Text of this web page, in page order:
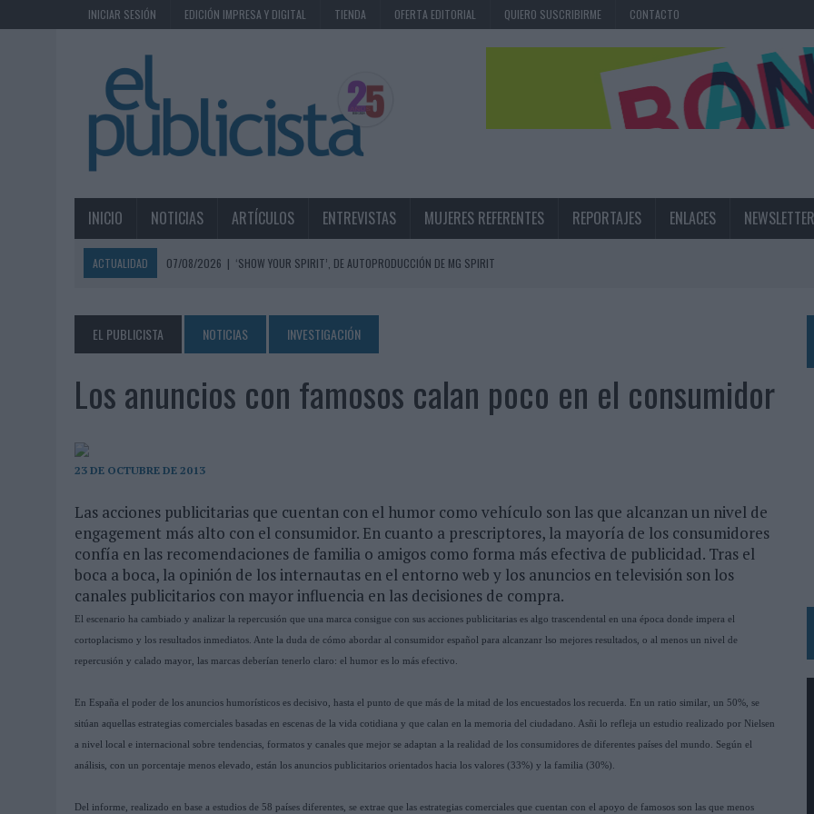
INICIAR SESIÓN EDICIÓN IMPRESA Y DIGITAL TIENDA OFERTA EDITORIAL QUIERO SUSCRIBIRME CONTACTO
INICIO NOTICIAS ARTÍCULOS ENTREVISTAS MUJERES REFERENTES REPORTAJES ENLACES NEWSLETTER
ACTUALIDAD 07/08/2026 | ‘SHOW YOUR SPIRIT’, DE AUTOPRODUCCIÓN DE MG SPIRIT
MAHOU REIVINDICA EL RITUAL DE LA CAÑA EN EL DÍA INTERNACIONAL DE LA CERVEZA
07/08/2026 | MG SPIRIT RELANZA SU MARCA CON UNA ESTRATEGIA 360º CENTRADA EN EL ORIGEN BARCELONÉS
PATRÓN CONVIERTE EL NUEVO SINGLE DE ARÓN PIPER EN UNA EXPERIENCIA DE MARCA EN IBIZA
07/08/2026
EL VERANO PONE A PRUEBA LA ESTRATEGIA DIGITAL DE LAS MARCAS
07/08/2026 | CUANDO SE APAGUE EL SOL, EL ECLIPSE DE 2026 PONDRÁ A PRUEBA LA CREATIVIDAD DE LAS MARCAS
06/08/2026
‘LA VUELTA’, DE FENOMENAL PARA MÁLAGA CF
06/08/2026 |
SIETE DE CADA DIEZ EMPRESAS ESPAÑOLAS NO INTEGRAN LA INFANCIA EN SU ESTRATEGIA
06/08/2026 | LA TELEVISIÓN SIGUE LIDERANDO EL CONSUMO DE MEDIOS EN VERANO Y SUPERA AL MÓVIL COMO DISPOSITIVO MÁS UTILIZADO
06/08/2026 | EL USO DE LA IA GENERATIVA ALCANZA YA AL 62% DE LOS ESPAÑOLES
06/08/2026 | SYSTEM1 NOMBRA A KIMBERLY BASTONI COMO NUEVA DIRECTORA COMERCIAL GLOBAL
06/08/2026 |
FRIGO Y UNIQLO LANZAN UNA COLECCIÓN PERSONALIZABLE INSPIRADA EN CORNETTO, CALIPPO Y SOLERO
05/08/2026
BEON WORLDWIDE LANZA RAÍZ URBANA PARA TRANSFORMAR EL PATRIMONIO HISTÓRICO EN ACTIVOS CULTURALES Y ECONÓMICOS
05/08/2026 | FABRA COMUNICACIÓN INCORPORA A CASONÁ Y ASUME LA GESTIÓN DE SUS RELACIONES CON LOS MEDIOS
05/08/2026 | LOPESAN HOTELS & RESORTS ACERCA EL PARAÍSO CANARIO EN SU ÚLTIMA CAMPAÑA INTERNACIONAL
05/08/2026 | LUIS ARQUILLOS (BURGO DE ARIAS): “LA CONSTRUCCIÓN DE MARCA A LARGO PLAZO Y LA MEDICIÓN SON DOS CARAS DE LA MISMA
EL PUBLICISTA NOTICIAS INVESTIGACIÓN
Los anuncios con famosos calan poco en el consumidor
23 DE OCTUBRE DE 2013
Las acciones publicitarias que cuentan con el humor como vehículo son las que alcanzan un nivel de
engagement más alto con el consumidor. En cuanto a prescriptores, la mayoría de los consumidores
confía en las recomendaciones de familia o amigos como forma más efectiva de publicidad. Tras el
boca a boca, la opinión de los internautas en el entorno web y los anuncios en televisión son los
canales publicitarios con mayor influencia en las decisiones de compra.
El escenario ha cambiado y analizar la repercusión que una marca consigue con sus acciones publicitarias es algo trascendental en una época donde impera el
cortoplacismo y los resultados inmediatos. Ante la duda de cómo abordar al consumidor español para alcanzanr lso mejores resultados, o al menos un nivel de
repercusión y calado mayor, las marcas deberían tenerlo claro: el humor es lo más efectivo.
En España el poder de los anuncios humorísticos es decisivo, hasta el punto de que más de la mitad de los encuestados los recuerda. En un ratio similar, un 50%, se
sitúan aquellas estrategias comerciales basadas en escenas de la vida cotidiana y que calan en la memoria del ciudadano. Asñi lo refleja un estudio realizado por Nielsen
a nivel local e internacional sobre tendencias, formatos y canales que mejor se adaptan a la realidad de los consumidores de diferentes países del mundo. Según el
análisis, con un porcentaje menos elevado, están los anuncios publicitarios orientados hacia los valores (33%) y la familia (30%).
Del informe, realizado en base a estudios de 58 países diferentes, se extrae que las estrategias comerciales que cuentan con el apoyo de famosos son las que menos